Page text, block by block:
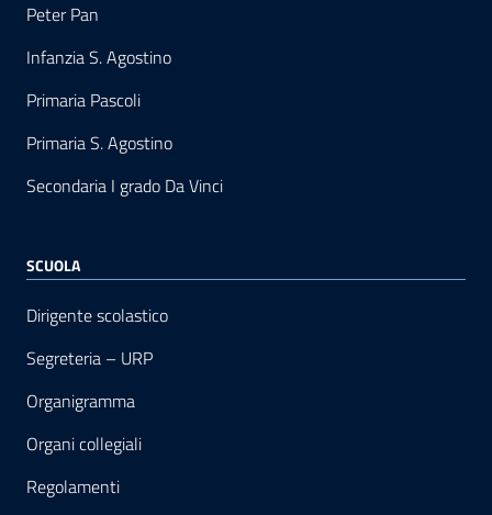
Peter Pan
Infanzia S. Agostino
Primaria Pascoli
Primaria S. Agostino
Secondaria I grado Da Vinci
SCUOLA
Dirigente scolastico
Segreteria – URP
Organigramma
Organi collegiali
Regolamenti